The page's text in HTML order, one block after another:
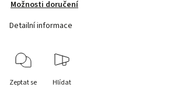
Možnosti doručení
Detailní informace
Zeptat se Hlídat